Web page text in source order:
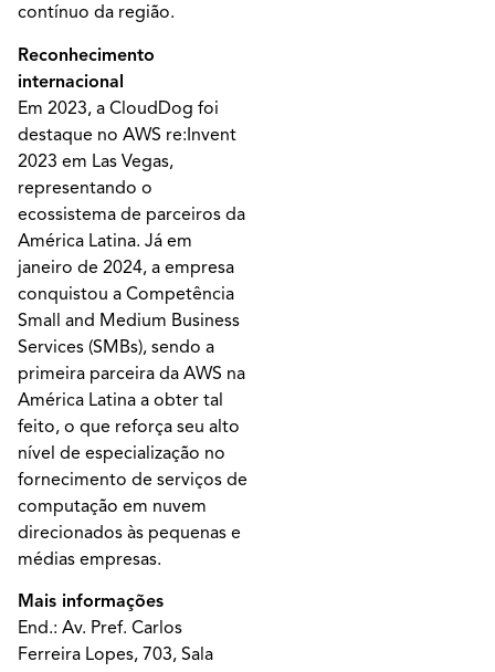
contínuo da região.
Reconhecimento
internacional
Em 2023, a CloudDog foi
destaque no AWS re:Invent
2023 em Las Vegas,
representando o
ecossistema de parceiros da
América Latina. Já em
janeiro de 2024, a empresa
conquistou a Competência
Small and Medium Business
Services (SMBs), sendo a
primeira parceira da AWS na
América Latina a obter tal
feito, o que reforça seu alto
nível de especialização no
fornecimento de serviços de
computação em nuvem
direcionados às pequenas e
médias empresas.
Mais informações
End.: Av. Pref. Carlos
Ferreira Lopes, 703, Sala